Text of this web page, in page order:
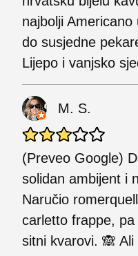
najbolji
do susjedne
Lijepo i vanjsko
M. S.
(Preveo Google)
solidan ambijent i
Naručio
carletto frappe,
sitni kvarovi. 🙈